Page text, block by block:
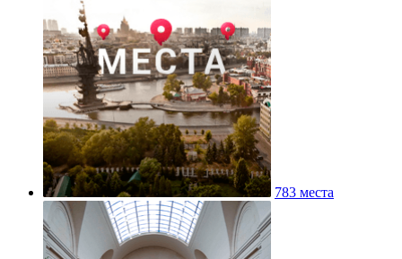
783 места